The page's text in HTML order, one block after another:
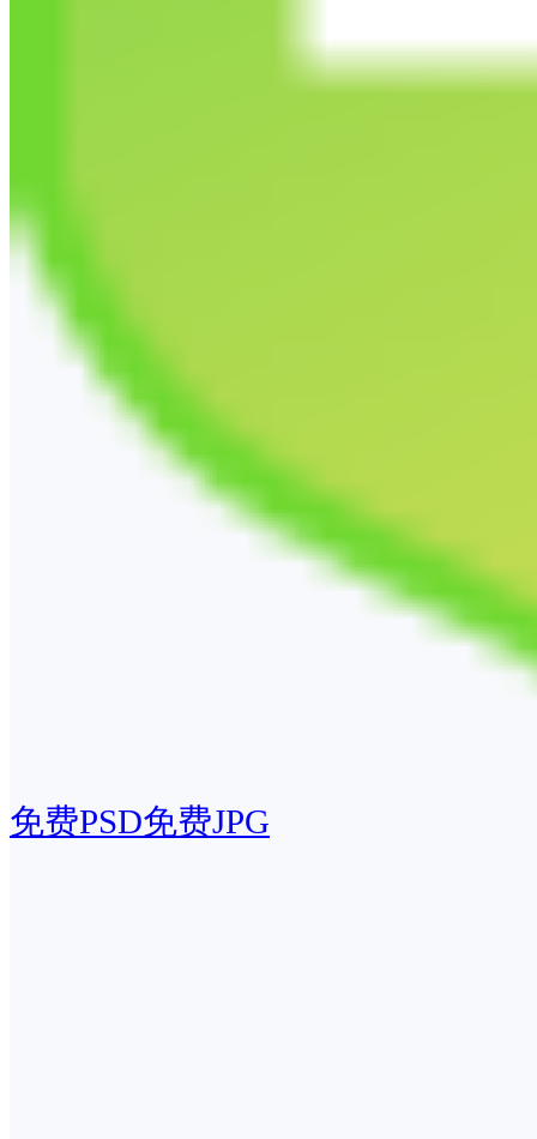
免费PSD免费JPG